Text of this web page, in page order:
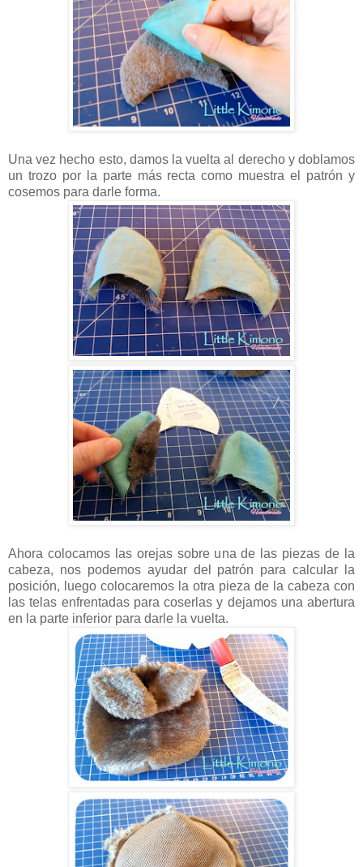
Una vez hecho esto, damos la vuelta al derecho y doblamos
un trozo por la parte más recta como muestra el patrón y
cosemos para darle forma.
Ahora colocamos las orejas sobre una de las piezas de la
cabeza, nos podemos ayudar del patrón para calcular la
posición, luego colocaremos la otra pieza de la cabeza con
las telas enfrentadas para coserlas y dejamos una abertura
en la parte inferior para darle la vuelta.